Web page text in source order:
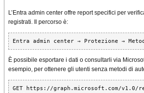
L’Entra admin center offre report specifici per
registrati. Il percorso è:
Entra admin center → Protezione →
È possibile esportare i dati o consultarli via
esempio, per ottenere gli utenti senza metodi di
GET https://graph.microsoft.com/v1.0/